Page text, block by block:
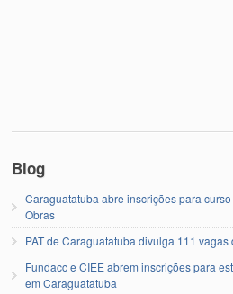
Blog
Caraguatatuba abre inscrições para
Obras
PAT de Caraguatatuba divulga 111
Fundacc e CIEE abrem inscrições para
em Caraguatatuba